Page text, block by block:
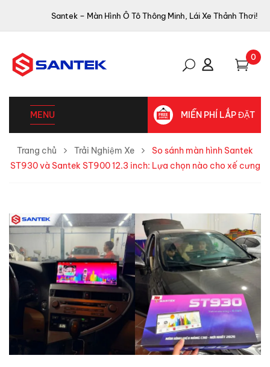
Santek – Màn Hình Ô Tô Thông Minh, Lái Xe Thảnh Thơi!
0
MENU MIỄN PHÍ LẮP ĐẶT
Trang chủ Trải Nghiệm Xe
So sánh màn hình Santek
ST930 và Santek ST900 12.3 inch: Lựa chọn nào cho xế cưng